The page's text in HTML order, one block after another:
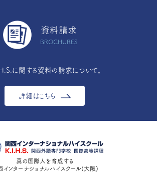
資料請求
BROCHURES
に関する資料の請求について。
詳細はこちら
真の国際人を育成する
インターナショナルハイスクール(大阪)